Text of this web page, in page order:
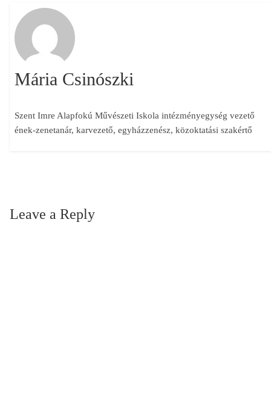
Mária Csinószki
Szent Imre Alapfokú Művészeti Iskola intézményegység vezető
ének-zenetanár, karvezető, egyházzenész, közoktatási szakértő
Leave a Reply